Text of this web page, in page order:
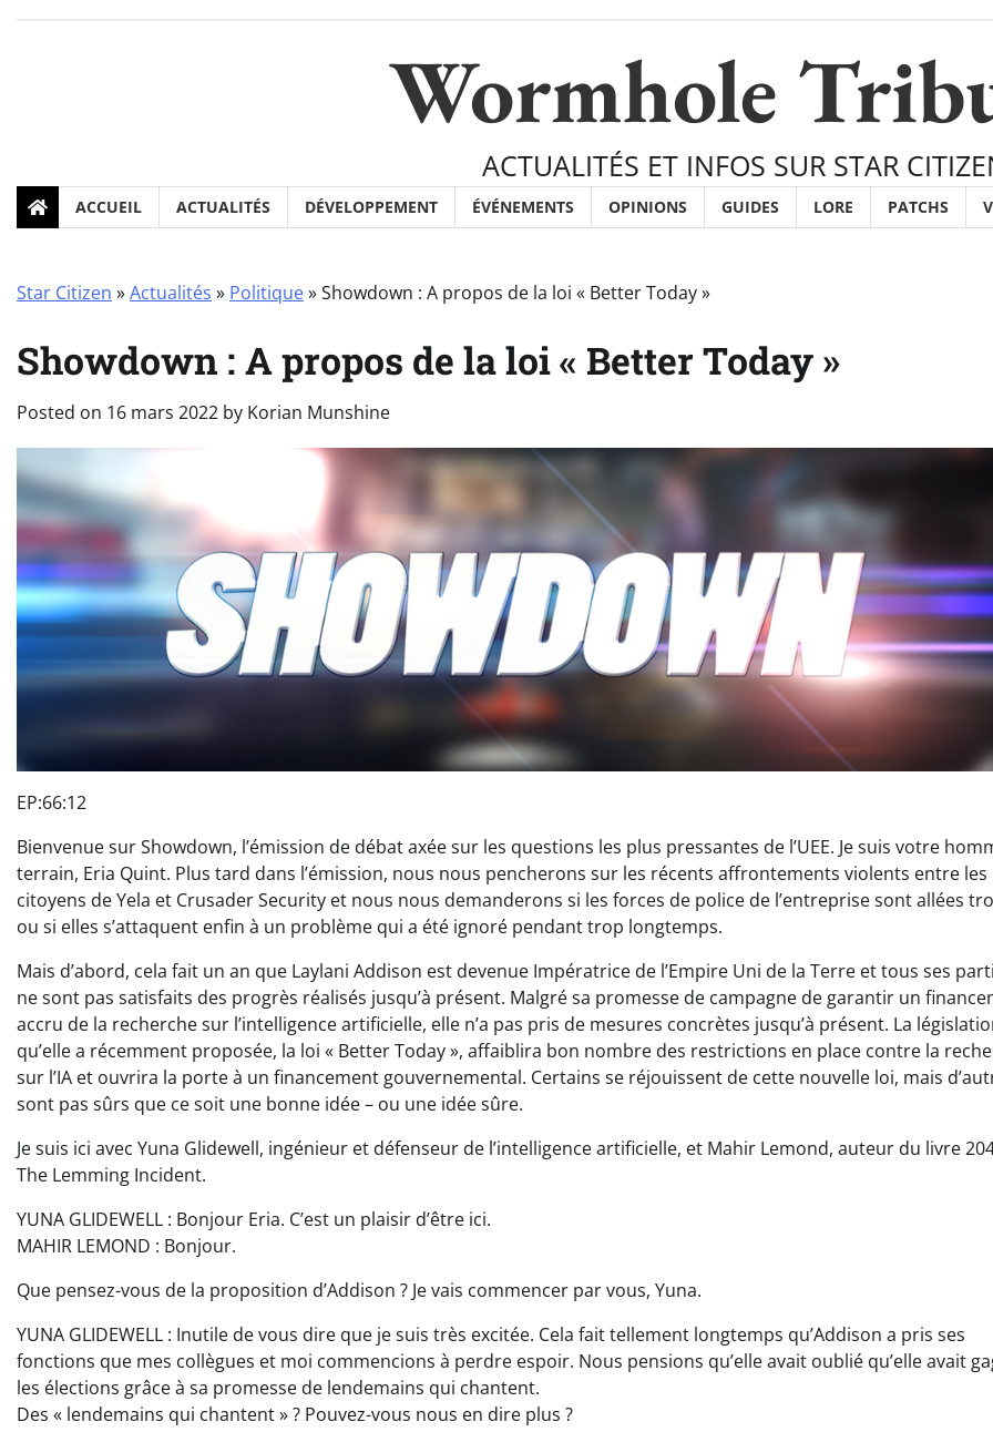
Wormhole
ACTUALITÉS ET INFOS SUR STAR
ACCUEIL ACTUALITÉS DÉVELOPPEMENT ÉVÉNEMENTS OPINIONS GUIDES LORE PATCHS
Star Citizen »Actualités » Politique»Showdown : A propos de la loi « Better Today »
Showdown : A propos de la loi « Better Today »
Posted on 16 mars 2022 by Korian Munshine
EP:66:12
Bienvenue sur Showdown, l’émission de débat axée sur les questions les plus pressantes de l’UEE. Je suis votre
terrain, Eria Quint. Plus tard dans l’émission, nous nous pencherons sur les récents affrontements violents entre les
citoyens de Yela et Crusader Security et nous nous demanderons si les forces de police de l’entreprise sont allées
ou si elles s’attaquent enfin à un problème qui a été ignoré pendant trop longtemps.
Mais d’abord, cela fait un an que Laylani Addison est devenue Impératrice de l’Empire Uni de la Terre et tous ses
ne sont pas satisfaits des progrès réalisés jusqu’à présent. Malgré sa promesse de campagne de garantir un
accru de la recherche sur l’intelligence artificielle, elle n’a pas pris de mesures concrètes jusqu’à présent. La
qu’elle a récemment proposée, la loi « Better Today », affaiblira bon nombre des restrictions en place contre la
sur l’IA et ouvrira la porte à un financement gouvernemental. Certains se réjouissent de cette nouvelle loi, mais
sont pas sûrs que ce soit une bonne idée – ou une idée sûre.
Je suis ici avec Yuna Glidewell, ingénieur et défenseur de l’intelligence artificielle, et Mahir Lemond, auteur du livre
The Lemming Incident.
YUNA GLIDEWELL : Bonjour Eria. C’est un plaisir d’être ici.
MAHIR LEMOND : Bonjour.
Que pensez-vous de la proposition d’Addison ? Je vais commencer par vous, Yuna.
YUNA GLIDEWELL : Inutile de vous dire que je suis très excitée. Cela fait tellement longtemps qu’Addison a pris ses
fonctions que mes collègues et moi commencions à perdre espoir. Nous pensions qu’elle avait oublié qu’elle avait
les élections grâce à sa promesse de lendemains qui chantent.
Des « lendemains qui chantent » ? Pouvez-vous nous en dire plus ?
Actualités Featured Patchs
Star Citizen
Alpha 4.7 :
rock